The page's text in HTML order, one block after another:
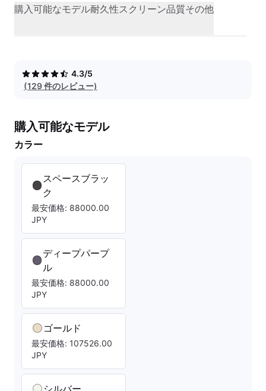
購入可能なモデル耐久性スクリーン品質その他
4.3/5
(129 件のレビュー)
購入可能なモデル
カラー
スペースブラッ
ク
最安価格: 88000.00
JPY
ディープパープ
ル
最安価格: 88000.00
JPY
ゴールド
最安価格: 107526.00
JPY
シルバー